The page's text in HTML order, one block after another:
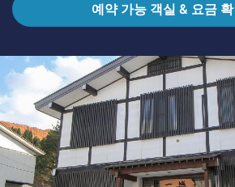
예약 가능 객실 & 요금